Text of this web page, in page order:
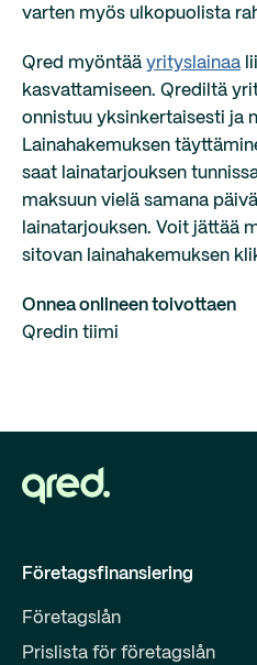
varten myös ulkopuolista
Qred myöntää yrityslainaa
kasvattamiseen. Qrediltä
onnistuu yksinkertaisesti ja
Lainahakemuksen
saat lainatarjouksen
maksuun vielä samana
lainatarjouksen. Voit jättää
sitovan lainahakemuksen
Onnea onlineen toivottaen
Qredin tiimi
Företagsfinansiering
Företagslån
Prislista för företagslån